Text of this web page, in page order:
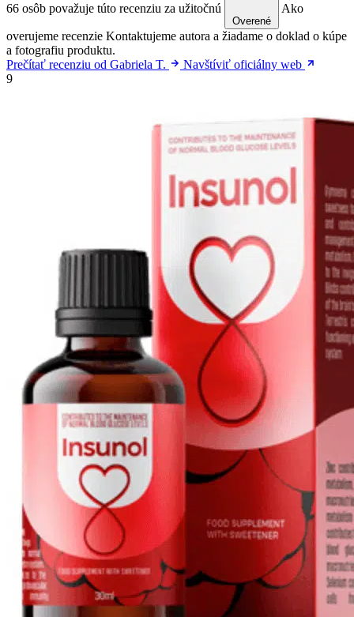
66 osôb považuje túto recenziu za užitočnú
Overené
Ako
overujeme recenzie Kontaktujeme autora a žiadame o doklad o kúpe
a fotografiu produktu.
Prečítať recenziu od Gabriela T.
Navštíviť oficiálny web
9